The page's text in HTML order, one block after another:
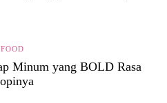
FOOD
Minum yang BOLD Rasa